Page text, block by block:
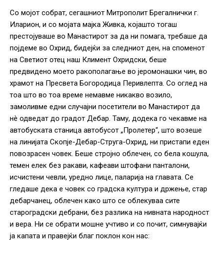
Со мојот собрат, сегашниот Митрополит Брегалнички г.
Иларион, и со мојата мајка Живка, којашто тогаш
престојуваше во Манастирот за да ни помага, требаше да
појдеме во Охрид, бидејќи за следниот ден, на споменот
на Светиот отец наш Климент Охридски, беше
предвидено моето ракополагање во јеромонашки чин, во
храмот на Пресвета Богородица Перивлепта. Со оглед на
тоа што во тоа време немавме никакво возило,
замоливме едни случајни посетители во Манастирот да
нè одведат до градот Дебар. Таму, додека го чекавме на
автобуската станица автобусот „Пролетер“, што возеше
на линијата Скопје-Дебар-Струга-Охрид, ни пристапи еден
повозрасен човек. Беше стројно облечен, со бела кошула,
темен елек без ракави, кафеави штофани панталони,
исчистени чевли, уредно лице, паларија на главата. Се
гледаше дека е човек со градска култура и држење, стар
дебарчанец, облечен како што се облекуваа сите
староградски дебрани, без разлика на нивната народност
и вера. Ни се обрати мошне учтиво и со почит, симнувајќи
ја капата и правејќи благ поклон кон нас: